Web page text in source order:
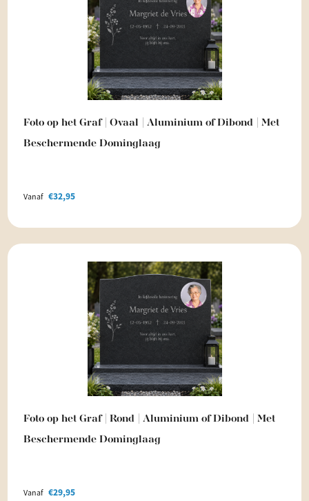
Foto op het Graf | Ovaal | Aluminium of Dibond | Met
Beschermende Dominglaag
Vanaf €32,95
Foto op het Graf | Rond | Aluminium of Dibond | Met
Beschermende Dominglaag
Vanaf €29,95